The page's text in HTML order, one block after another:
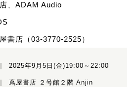
、ADAM Audio
書店（03-3770-2525）
2025年9月5日(金)19:00～22:00
蔦屋書店 ２号館２階 Anjin